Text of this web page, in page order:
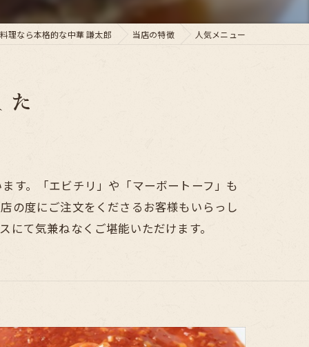
理なら本格的な中華 謙太郎 当店の特徴 人気メニュー
た
す。「エビチリ」や「マーボートーフ」も
の度にご注文をくださるお客様もいらっし
て気兼ねなくご堪能いただけます。